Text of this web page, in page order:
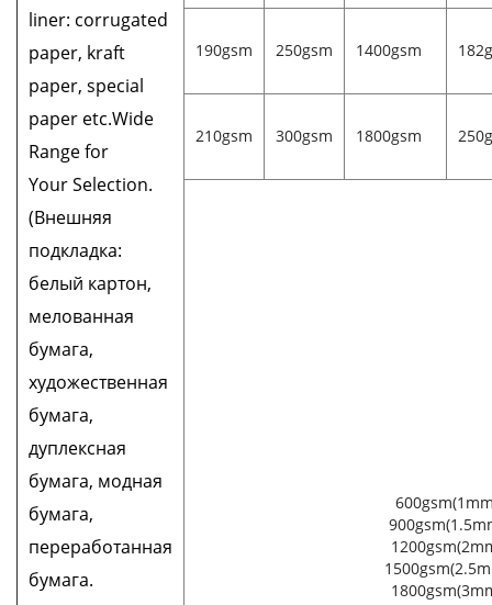
liner: corrugated
paper, kraft
paper, special
paper etc.Wide
Range for
Your Selection.
(Внешняя
подкладка:
белый картон,
мелованная
бумага,
художественная
бумага,
дуплексная
бумага, модная
бумага,
переработанная
бумага.
190gsm 250gsm 1400gsm
210gsm 300gsm 1800gsm